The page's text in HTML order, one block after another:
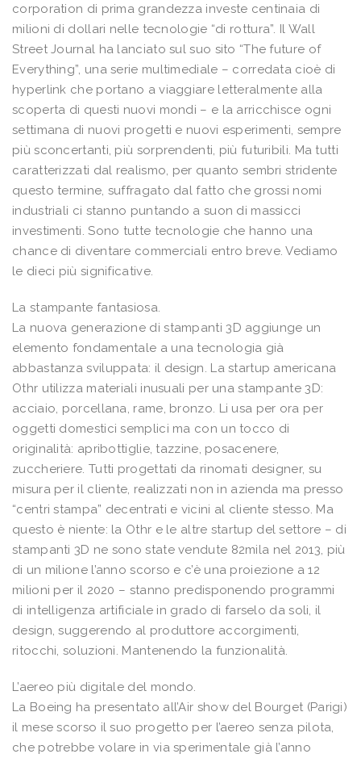
corporation di prima grandezza investe centinaia di
milioni di dollari nelle tecnologie “di rottura”. Il Wall
Street Journal ha lanciato sul suo sito “The future of
Everything”, una serie multimediale – corredata cioè di
hyperlink che portano a viaggiare letteralmente alla
scoperta di questi nuovi mondi – e la arricchisce ogni
settimana di nuovi progetti e nuovi esperimenti, sempre
più sconcertanti, più sorprendenti, più futuribili. Ma tutti
caratterizzati dal realismo, per quanto sembri stridente
questo termine, suffragato dal fatto che grossi nomi
industriali ci stanno puntando a suon di massicci
investimenti. Sono tutte tecnologie che hanno una
chance di diventare commerciali entro breve. Vediamo
le dieci più significative.
La stampante fantasiosa.
La nuova generazione di stampanti 3D aggiunge un
elemento fondamentale a una tecnologia già
abbastanza sviluppata: il design. La startup americana
Othr utilizza materiali inusuali per una stampante 3D:
acciaio, porcellana, rame, bronzo. Li usa per ora per
oggetti domestici semplici ma con un tocco di
originalità: apribottiglie, tazzine, posacenere,
zuccheriere. Tutti progettati da rinomati designer, su
misura per il cliente, realizzati non in azienda ma presso
“centri stampa” decentrati e vicini al cliente stesso. Ma
questo è niente: la Othr e le altre startup del settore – di
stampanti 3D ne sono state vendute 82mila nel 2013, più
di un milione l’anno scorso e c’è una proiezione a 12
milioni per il 2020 – stanno predisponendo programmi
di intelligenza artificiale in grado di farselo da soli, il
design, suggerendo al produttore accorgimenti,
ritocchi, soluzioni. Mantenendo la funzionalità.
L’aereo più digitale del mondo.
La Boeing ha presentato all’Air show del Bourget (Parigi)
il mese scorso il suo progetto per l’aereo senza pilota,
che potrebbe volare in via sperimentale già l’anno